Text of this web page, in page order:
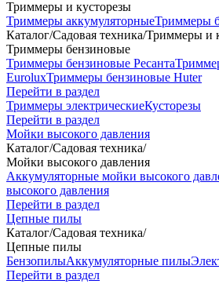
Триммеры и кусторезы
Триммеры аккумуляторныеТриммеры
Каталог/Садовая техника/Триммеры и
Триммеры бензиновые
Триммеры бензиновые Ресанта
EuroluxТриммеры бензиновые Huter
Перейти в раздел
Триммеры электрическиеКусторезы
Перейти в раздел
Мойки высокого давления
Каталог/Садовая техника/
Мойки высокого давления
Аккумуляторные мойки высокого
высокого давления
Перейти в раздел
Цепные пилы
Каталог/Садовая техника/
Цепные пилы
БензопилыАккумуляторные пилы
Перейти в раздел